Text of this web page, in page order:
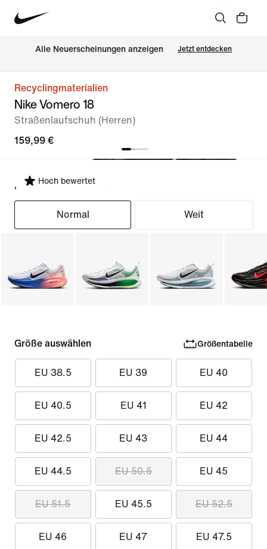
Alle Neuerscheinungen anzeigen Jetzt entdecken
Recyclingmaterialien
Nike Vomero 18
Straßenlaufschuh (Herren)
159,99 €
Hoch bewertet
Passform auswählen
Normal Weit
Größe auswählen Größentabelle
EU 38.5 EU 39 EU 40
EU 40.5 EU 41 EU 42
EU 42.5 EU 43 EU 44
EU 44.5 EU 50.5 EU 45
EU 51.5 EU 45.5 EU 52.5
EU 46 EU 47 EU 47.5